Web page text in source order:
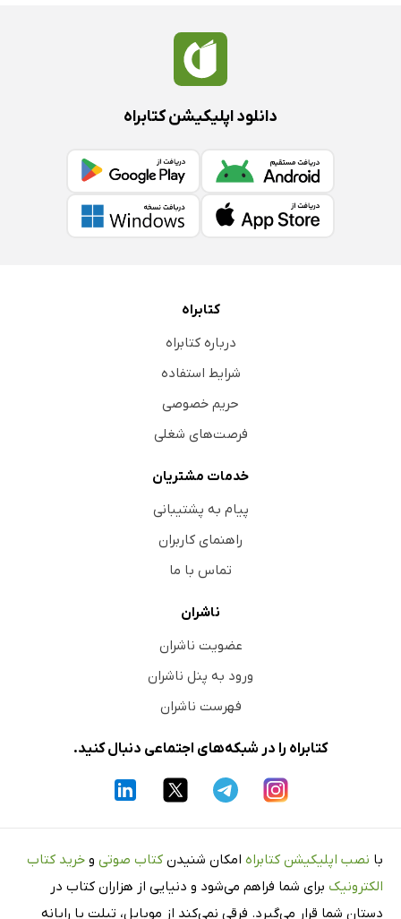
دانلود اپلیکیشن کتابراه
کتابراه
درباره کتابراه
شرایط استفاده
حریم خصوصی
فرصت‌های شغلی
خدمات مشتریان
پیام به پشتیبانی
راهنمای کاربران
تماس با ما
ناشران
عضویت ناشران
ورود به پنل ناشران
فهرست ناشران
کتابراه را در شبکه‌های اجتماعی دنبال کنید.
با نصب اپلیکیشن کتابراه امکان شنیدن کتاب صوتی و خرید کتاب
الکترونیک برای شما فراهم می‌شود و دنیایی از هزاران کتاب در
دستان شما قرار می‌گیرد. فرقی نمی‌کند از موبایل، تبلت یا رایانه